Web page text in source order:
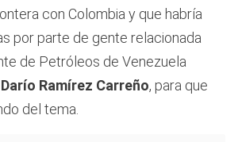
con Colombia y que habría
por parte de gente relacionada
de Petróleos de Venezuela
Ramírez Carreño, para que
del tema.